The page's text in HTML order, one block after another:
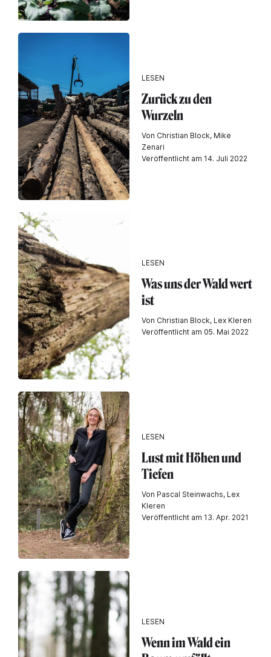
LESEN
Zurück zu den
Wurzeln
Von Christian Block, Mike
Zenari
Veröffentlicht am 14. Juli 2022
LESEN
Was uns der Wald wert
ist
Von Christian Block, Lex Kleren
Veröffentlicht am 05. Mai 2022
LESEN
Lust mit Höhen und
Tiefen
Von Pascal Steinwachs, Lex
Kleren
Veröffentlicht am 13. Apr. 2021
LESEN
Wenn im Wald ein